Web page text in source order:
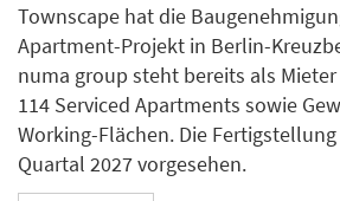
Townscape hat die
Apartment-Projekt in Berlin-
numa group steht bereits als
114 Serviced Apartments sowie
Working-Flächen. Die
Quartal 2027 vorgesehen.